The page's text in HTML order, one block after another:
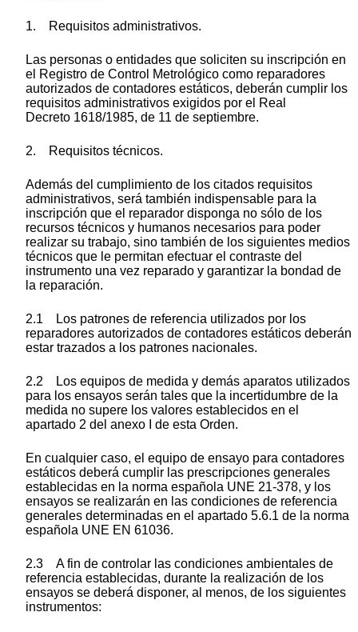
1. Requisitos administrativos.
Las personas o entidades que soliciten su inscripción en
el Registro de Control Metrológico como reparadores
autorizados de contadores estáticos, deberán cumplir los
requisitos administrativos exigidos por el Real
Decreto 1618/1985, de 11 de septiembre.
2. Requisitos técnicos.
Además del cumplimiento de los citados requisitos
administrativos, será también indispensable para la
inscripción que el reparador disponga no sólo de los
recursos técnicos y humanos necesarios para poder
realizar su trabajo, sino también de los siguientes medios
técnicos que le permitan efectuar el contraste del
instrumento una vez reparado y garantizar la bondad de
la reparación.
2.1 Los patrones de referencia utilizados por los
reparadores autorizados de contadores estáticos deberán
estar trazados a los patrones nacionales.
2.2 Los equipos de medida y demás aparatos utilizados
para los ensayos serán tales que la incertidumbre de la
medida no supere los valores establecidos en el
apartado 2 del anexo I de esta Orden.
En cualquier caso, el equipo de ensayo para contadores
estáticos deberá cumplir las prescripciones generales
establecidas en la norma española UNE 21-378, y los
ensayos se realizarán en las condiciones de referencia
generales determinadas en el apartado 5.6.1 de la norma
española UNE EN 61036.
2.3 A fin de controlar las condiciones ambientales de
referencia establecidas, durante la realización de los
ensayos se deberá disponer, al menos, de los siguientes
instrumentos: